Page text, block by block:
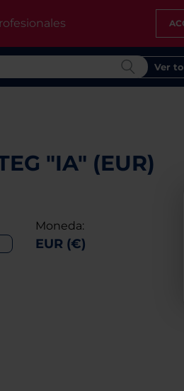
Ver
"IA" (EUR)
Moneda:
EUR (€)